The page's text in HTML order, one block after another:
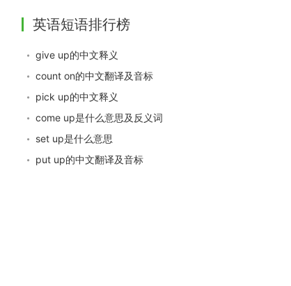
英语短语排行榜
give up的中文释义
count on的中文翻译及音标
pick up的中文释义
come up是什么意思及反义词
set up是什么意思
put up的中文翻译及音标